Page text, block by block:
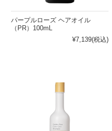
パープルローズ ヘアオイル
（PR）100mL
¥7,139(税込)